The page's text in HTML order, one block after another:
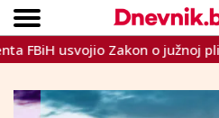
TEME
CRNA
Copyright ©
usvojio Zakon o južnoj plinskoj